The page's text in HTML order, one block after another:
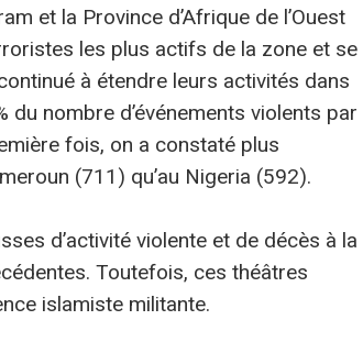
et la Province d’Afrique de l’Ouest
les plus actifs de la zone et se
à étendre leurs activités dans
nombre d’événements violents par
fois, on a constaté plus
(711) qu’au Nigeria (592).
d’activité violente et de décès à la
Toutefois, ces théâtres
islamiste militante.